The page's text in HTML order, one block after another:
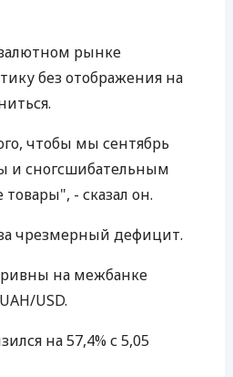
рынке
без отображения на
чтобы мы сентябрь
и сногсшибательным
- сказал он.
чрезмерный дефицит.
на межбанке
USD.
на 57,4% с 5,05